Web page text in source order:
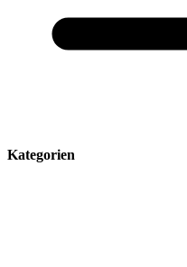
Kategorien